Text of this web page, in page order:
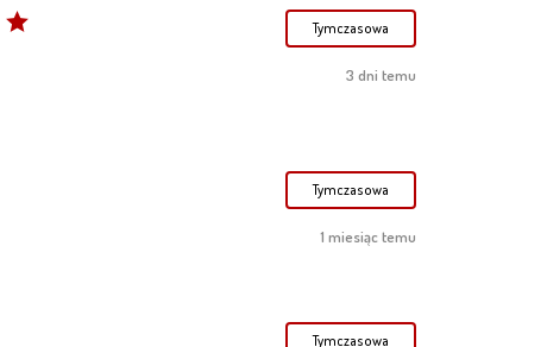
Tymczasowa
3 dni temu
Tymczasowa
1 miesiąc temu
Tymczasowa